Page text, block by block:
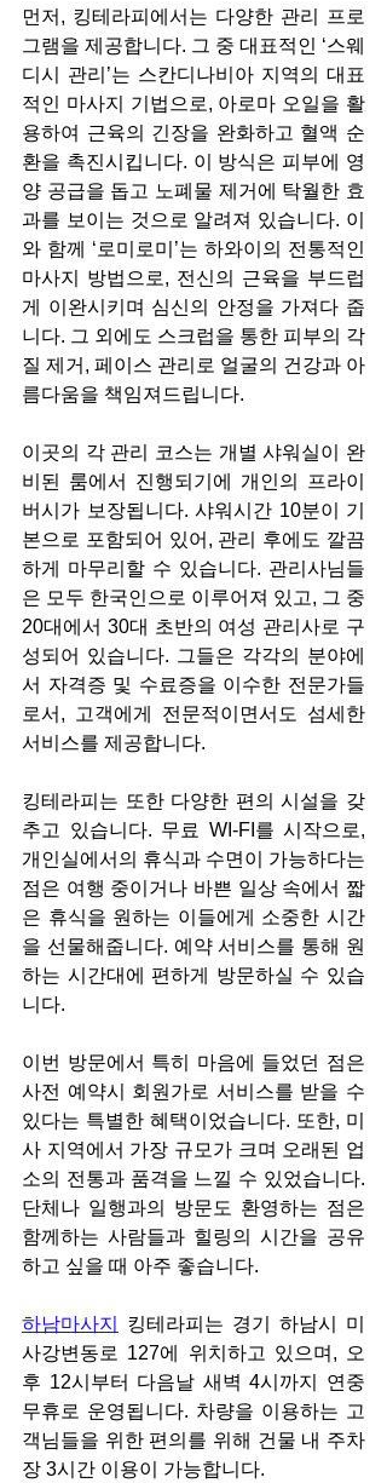
먼저, 킹테라피에서는 다양한 관리 프로
그램을 제공합니다. 그 중 대표적인 ‘스웨
디시 관리’는 스칸디나비아 지역의 대표
적인 마사지 기법으로, 아로마 오일을 활
용하여 근육의 긴장을 완화하고 혈액 순
환을 촉진시킵니다. 이 방식은 피부에 영
양 공급을 돕고 노폐물 제거에 탁월한 효
과를 보이는 것으로 알려져 있습니다. 이
와 함께 ‘로미로미’는 하와이의 전통적인
마사지 방법으로, 전신의 근육을 부드럽
게 이완시키며 심신의 안정을 가져다 줍
니다. 그 외에도 스크럽을 통한 피부의 각
질 제거, 페이스 관리로 얼굴의 건강과 아
름다움을 책임져드립니다.
이곳의 각 관리 코스는 개별 샤워실이 완
비된 룸에서 진행되기에 개인의 프라이
버시가 보장됩니다. 샤워시간 10분이 기
본으로 포함되어 있어, 관리 후에도 깔끔
하게 마무리할 수 있습니다. 관리사님들
은 모두 한국인으로 이루어져 있고, 그 중
20대에서 30대 초반의 여성 관리사로 구
성되어 있습니다. 그들은 각각의 분야에
서 자격증 및 수료증을 이수한 전문가들
로서, 고객에게 전문적이면서도 섬세한
서비스를 제공합니다.
킹테라피는 또한 다양한 편의 시설을 갖
추고 있습니다. 무료 WI-FI를 시작으로,
개인실에서의 휴식과 수면이 가능하다는
점은 여행 중이거나 바쁜 일상 속에서 짧
은 휴식을 원하는 이들에게 소중한 시간
을 선물해줍니다. 예약 서비스를 통해 원
하는 시간대에 편하게 방문하실 수 있습
니다.
이번 방문에서 특히 마음에 들었던 점은
사전 예약시 회원가로 서비스를 받을 수
있다는 특별한 혜택이었습니다. 또한, 미
사 지역에서 가장 규모가 크며 오래된 업
소의 전통과 품격을 느낄 수 있었습니다.
단체나 일행과의 방문도 환영하는 점은
함께하는 사람들과 힐링의 시간을 공유
하고 싶을 때 아주 좋습니다.
하남마사지
킹테라피는 경기 하남시 미
사강변동로 127에 위치하고 있으며, 오
후 12시부터 다음날 새벽 4시까지 연중
무휴로 운영됩니다. 차량을 이용하는 고
객님들을 위한 편의를 위해 건물 내 주차
장 3시간 이용이 가능합니다.